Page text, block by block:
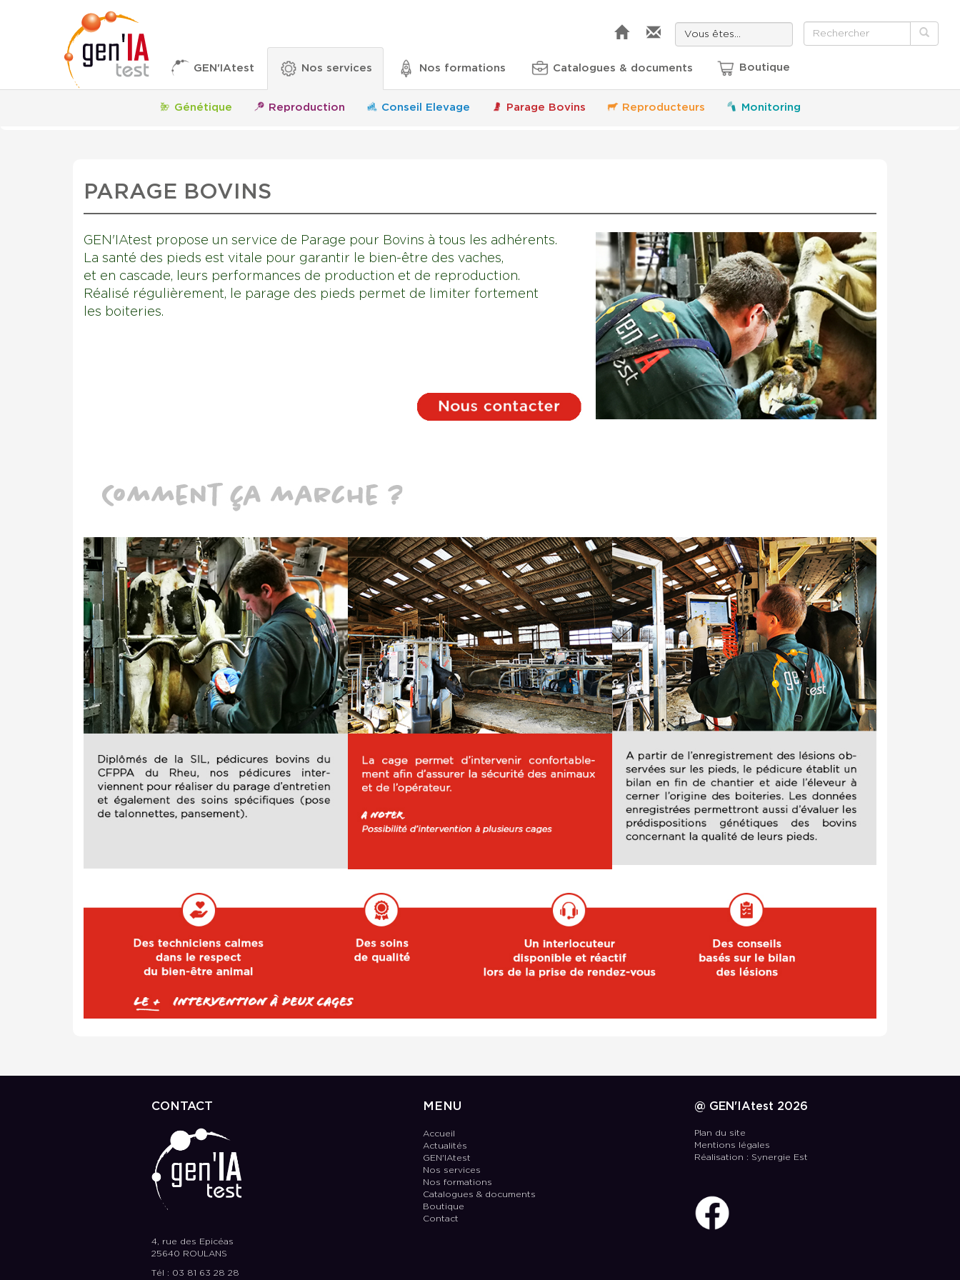
GEN'IAtest Nos services Nos formations Catalogues & documents Boutique
Génétique Reproduction Conseil Elevage Parage Bovins Reproducteurs Monitoring
PARAGE BOVINS
GEN'IAtest propose un service de Parage pour Bovins à tous les adhérents.
La santé des pieds est vitale pour garantir le bien-être des vaches,
et en cascade, leurs performances de production et de reproduction.
Réalisé régulièrement, le parage des pieds permet de limiter fortement
les boiteries.
CONTACT
4, rue des Epicéas
25640 ROULANS
Tél : 03 81 63 28 28
MENU
Accueil
Actualités
GEN'IAtest
Nos services
Nos formations
Catalogues & documents
Boutique
Contact
@ GEN'IAtest 2026
Plan du site
Mentions légales
Réalisation : Synergie Est